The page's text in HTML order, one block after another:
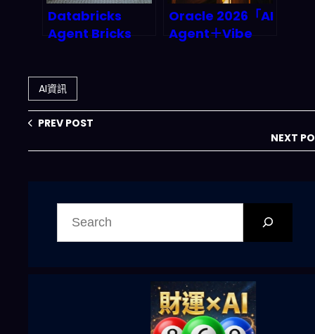
Databricks
Agent Bricks
何讓企業 3 個月內
砍掉 70% 重複流
程？2027 年市場
大關
Oracle 2026「AI
Agent＋Vibe
AI資訊
PREV POST
NEXT